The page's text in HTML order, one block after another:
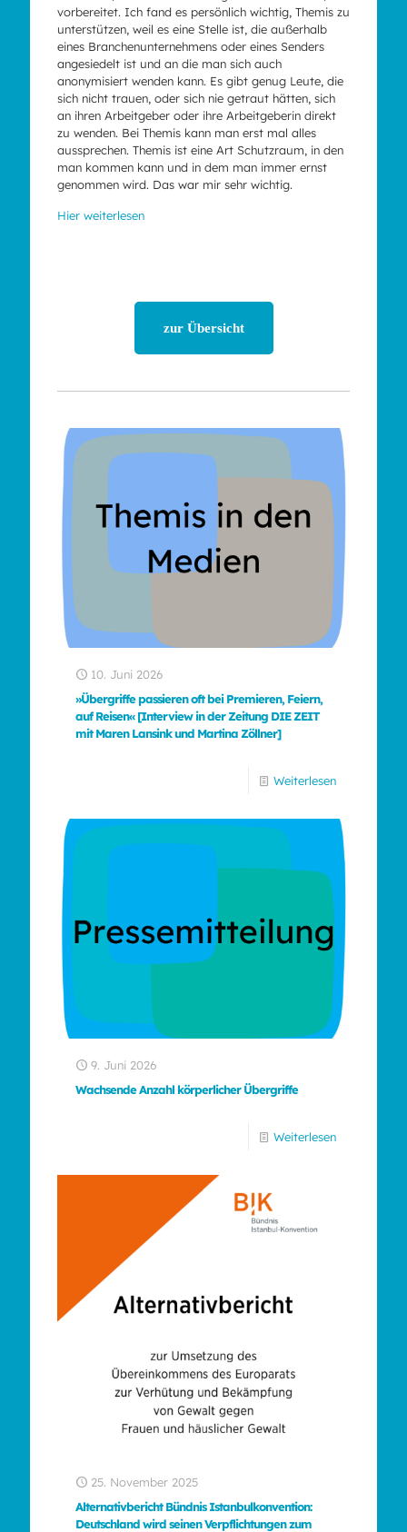
vorbereitet. Ich fand es persönlich wichtig, Themis zu
unterstützen, weil es eine Stelle ist, die außerhalb
eines Branchenunternehmens oder eines Senders
angesiedelt ist und an die man sich auch
anonymisiert wenden kann. Es gibt genug Leute, die
sich nicht trauen, oder sich nie getraut hätten, sich
an ihren Arbeitgeber oder ihre Arbeitgeberin direkt
zu wenden. Bei Themis kann man erst mal alles
aussprechen. Themis ist eine Art Schutzraum, in den
man kommen kann und in dem man immer ernst
genommen wird. Das war mir sehr wichtig.
Hier weiterlesen
zur Übersicht
10. Juni 2026
»Übergriffe passieren oft bei Premieren, Feiern,
auf Reisen« [Interview in der Zeitung DIE ZEIT
mit Maren Lansink und Martina Zöllner]
Weiterlesen
9. Juni 2026
Wachsende Anzahl körperlicher Übergriffe
Weiterlesen
25. November 2025
Alternativbericht Bündnis Istanbulkonvention:
Deutschland wird seinen Verpflichtungen zum